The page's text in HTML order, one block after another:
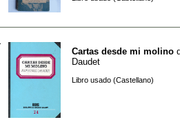
Cartas desde mi molino
Daudet
Libro usado (Castellano)